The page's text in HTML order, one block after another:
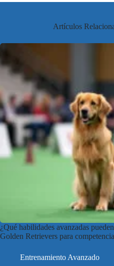
Artículos
¿Qué habilidades avanzadas
Golden Retrievers para
Entrenamiento Avanzado